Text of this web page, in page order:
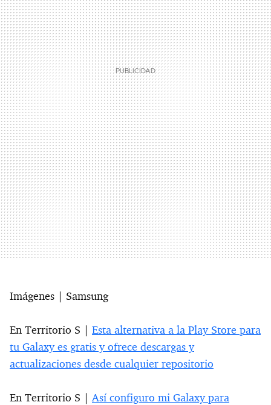
Imágenes | Samsung
En Territorio S | Esta alternativa a la Play Store para
tu Galaxy es gratis y ofrece descargas y
actualizaciones desde cualquier repositorio
En Territorio S |Así configuro mi Galaxy para